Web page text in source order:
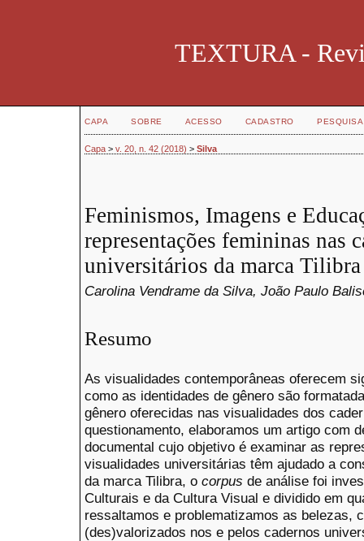
TEXTURA -
CAPA SOBRE ACESSO CADASTRO PESQUISA
Capa > v. 20, n. 42 (2018) > Silva
Feminismos, Imagens e
representações femininas nas
universitários da marca Tilibra
Carolina Vendrame da Silva, João Paulo
Resumo
As visualidades contemporâneas oferecem
como as identidades de gênero são
gênero oferecidas nas visualidades dos
questionamento, elaboramos um artigo com
documental cujo objetivo é examinar as
visualidades universitárias têm ajudado a
da marca Tilibra, o corpus de análise foi
Culturais e da Cultura Visual e dividido em
ressaltamos e problematizamos as belezas,
(des)valorizados nos e pelos cadernos